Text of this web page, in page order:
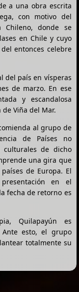
a una obra escrita
con motivo del
Chileno, donde se
en Chile y cuyo
entonces celebre
del país en vísperas
de marzo. En ese
y escandalosa
Viña del Mar.
al grupo de
de Países no
culturales de dicho
una gira que
de Europa. El
en el
fecha de retorno es
Quilapayún es
esto, el grupo
totalmente su